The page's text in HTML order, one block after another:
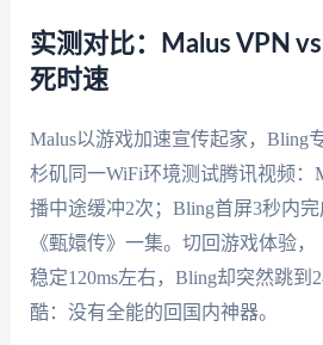
实测对比：Malus VPN
死时速
Malus以游戏加速宣传起家，Bling
杉矶同一WiFi环境测试腾讯视频：
播中途缓冲2次；Bling首屏3秒内
《甄嬛传》一集。切回游戏体验
稳定120ms左右，Bling却突然跳到
酷：没有全能的回国内神器。